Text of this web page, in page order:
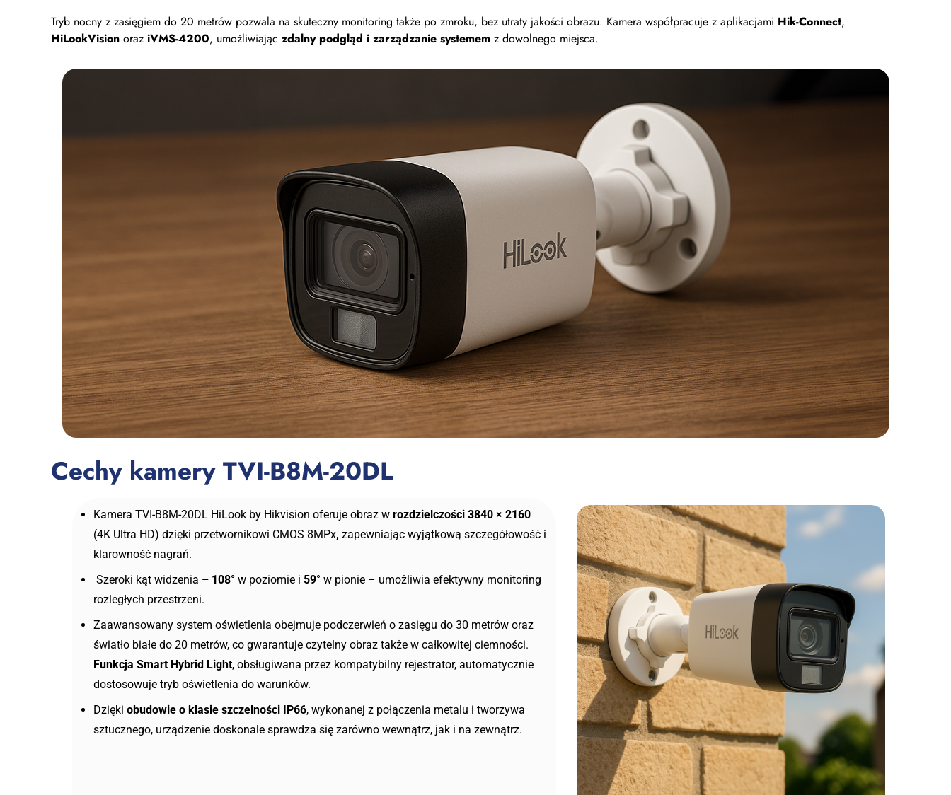
Tryb nocny z zasięgiem do 20 metrów pozwala na skuteczny monitoring także po zmroku, bez utraty jakości obrazu. Kamera współpracuje z aplikacjami Hik-Connect,
HiLookVision oraz iVMS-4200, umożliwiając zdalny podgląd i zarządzanie systemem z dowolnego miejsca.
Cechy kamery TVI-B8M-20DL
Kamera TVI-B8M-20DL HiLook by Hikvision oferuje obraz w rozdzielczości 3840 × 2160
(4K Ultra HD) dzięki przetwornikowi CMOS 8MPx, zapewniając wyjątkową szczegółowość i
klarowność nagrań.
Szeroki kąt widzenia – 108° w poziomie i 59° w pionie – umożliwia efektywny monitoring
rozległych przestrzeni.
Zaawansowany system oświetlenia obejmuje podczerwień o zasięgu do 30 metrów oraz
światło białe do 20 metrów, co gwarantuje czytelny obraz także w całkowitej ciemności.
Funkcja Smart Hybrid Light, obsługiwana przez kompatybilny rejestrator, automatycznie
dostosowuje tryb oświetlenia do warunków.
Dzięki obudowie o klasie szczelności IP66, wykonanej z połączenia metalu i tworzywa
sztucznego, urządzenie doskonale sprawdza się zarówno wewnątrz, jak i na zewnątrz.